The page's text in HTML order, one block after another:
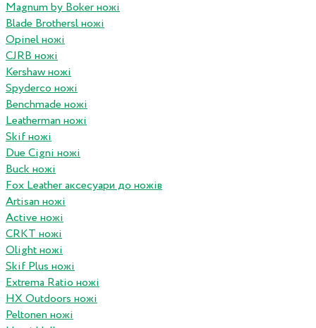
Magnum by Boker ножі
Blade Brothersl ножі
Opinel ножі
CJRB ножі
Kershaw ножі
Spyderco ножі
Benchmade ножі
Leatherman ножі
Skif ножі
Due Cigni ножі
Buck ножі
Fox Leather аксесуари до ножів
Artisan ножі
Active ножі
CRKT ножі
Olight ножі
Skif Plus ножі
Extrema Ratio ножі
HX Outdoors ножі
Peltonen ножі